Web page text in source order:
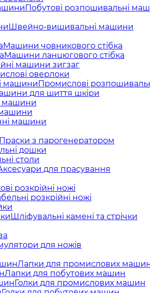
Побутові розпошивальні
Швейно-вишивальні машини
Машини човникового стібка
Машини ланцюгового стібка
машини зигзаг
оверлоки
Промислові
для шиття шкіри
машини
машини
Праски з парогенератором
дошки
столи
для прасування
розкрійні ножі
розкрійні ножі
Шліфувальні камені та стрічки
для ножів
Лапки для промислових
Лапки для побутових машин
Голки для промислових машин